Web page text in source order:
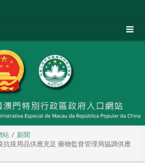
站
新聞
抗疫用品供應充足 藥物監督管理局協調供應